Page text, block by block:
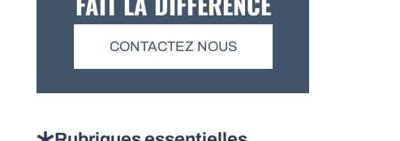
CONTACTEZ NOUS